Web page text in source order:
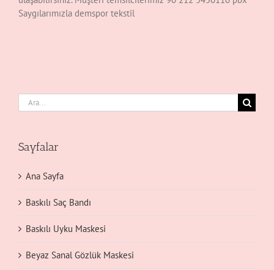
Saygılarımızla demspor tekstil
Ara:
Sayfalar
Ana Sayfa
Baskılı Saç Bandı
Baskılı Uyku Maskesi
Beyaz Sanal Gözlük Maskesi